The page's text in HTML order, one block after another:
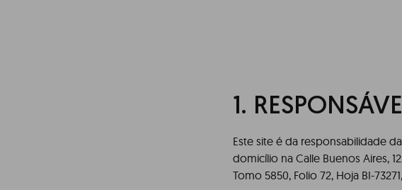
1.
Este site é da responsabilidade
domicílio na Calle Buenos Aires,
Tomo 5850, Folio 72, Hoja BI-